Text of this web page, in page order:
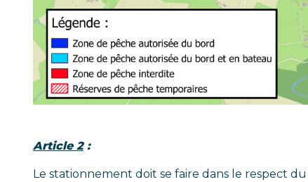
Article 2:
Le stationnement doit se faire dans le respect